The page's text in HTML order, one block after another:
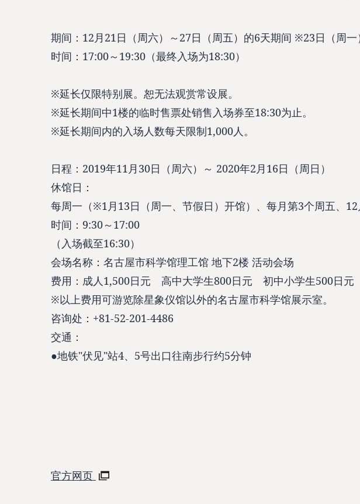
期间：12月21日（周六）～27日（周五）的6天期间 ※23日（周一
时间：17:00～19:30（最终入场为18:30）
※延长仅限特别展。恕无法观赏常设展。
※延长期间中1楼的临时售票处销售入场券至18:30为止。
※延长期间内的入场人数每天限制1,000人。
日程：2019年11月30日（周六）～ 2020年2月16日（周日）
休馆日：
每周一（※1月13日（周一、节假日）开馆）、每月第3个周五、
时间：9:30～17:00
（入场截至16:30）
会场名称：名古屋市科学馆理工馆 地下2楼 活动会场
费用：成人1,500日元 高中大学生800日元 初中小学生500日元
※以上费用可游览除星象仪馆以外的名古屋市科学馆展示室。
咨询处：+81-52-201-4486
交通：
●地铁"伏见"站4、5号出口往南步行约5分钟
官方网页